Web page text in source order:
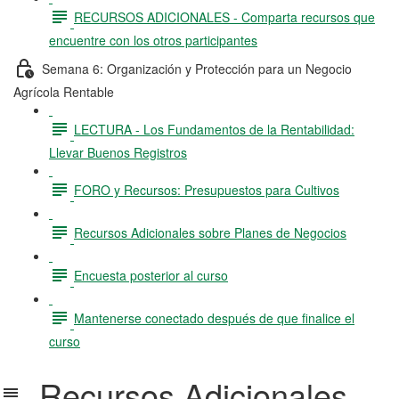
RECURSOS ADICIONALES - Comparta recursos que
encuentre con los otros participantes
Semana 6: Organización y Protección para un Negocio
Agrícola Rentable
LECTURA - Los Fundamentos de la Rentabilidad:
Llevar Buenos Registros
FORO y Recursos: Presupuestos para Cultivos
Recursos Adicionales sobre Planes de Negocios
Encuesta posterior al curso
Mantenerse conectado después de que finalice el
curso